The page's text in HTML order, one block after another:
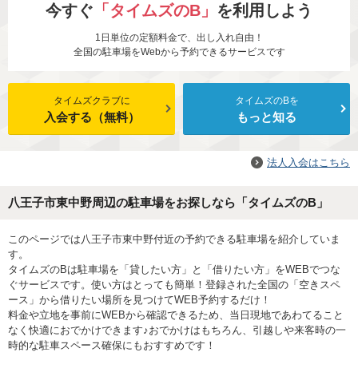
今すぐ 「タイムズのB」 を利用しよう
1日単位の定額料金で、出し入れ自由！
全国の駐車場をWebから予約できるサービスです
タイムズクラブに
入会する（無料）
タイムズのBを
もっと知る
法人入会はこちら
八王子市東中野周辺の駐車場をお探しなら「タイムズのB」
このページでは八王子市東中野付近の予約できる駐車場を紹介していま
す。
タイムズのBは駐車場を「貸したい方」と「借りたい方」をWEBでつな
ぐサービスです。使い方はとっても簡単！登録された全国の「空きスペ
ース」から借りたい場所を見つけてWEB予約するだけ！
料金や立地を事前にWEBから確認できるため、当日現地であわてること
なく快適におでかけできます♪おでかけはもちろん、引越しや来客時の一
時的な駐車スペース確保にもおすすめです！